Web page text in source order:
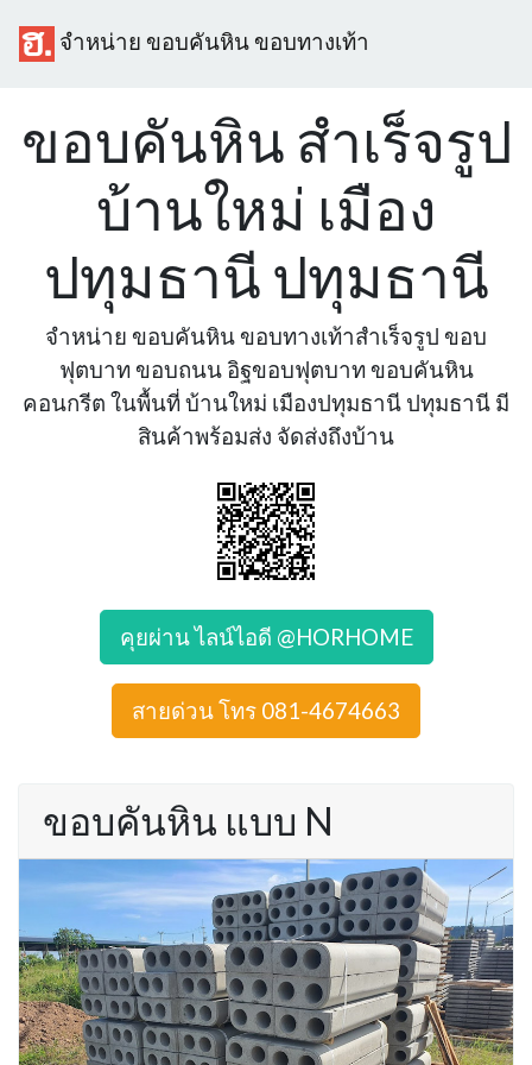
จำหน่าย ขอบคันหิน ขอบทางเท้า
ขอบคันหิน สำเร็จรูป
บ้านใหม่ เมือง
ปทุมธานี ปทุมธานี
จำหน่าย ขอบคันหิน ขอบทางเท้าสำเร็จรูป ขอบ
ฟุตบาท ขอบถนน อิฐขอบฟุตบาท ขอบคันหิน
คอนกรีต ในพื้นที่ บ้านใหม่ เมืองปทุมธานี ปทุมธานี มี
สินค้าพร้อมส่ง จัดส่งถึงบ้าน
คุยผ่าน ไลน์ไอดี @HORHOME
สายด่วน โทร 081-4674663
ขอบคันหิน แบบ N